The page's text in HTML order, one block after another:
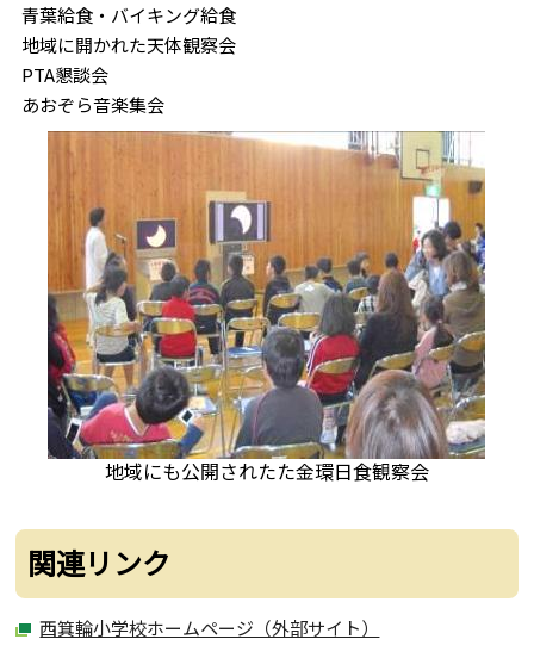
青葉給食・バイキング給食
地域に開かれた天体観察会
PTA懇談会
あおぞら音楽集会
地域にも公開されたた金環日食観察会
関連リンク
西箕輪小学校ホームページ（外部サイト）